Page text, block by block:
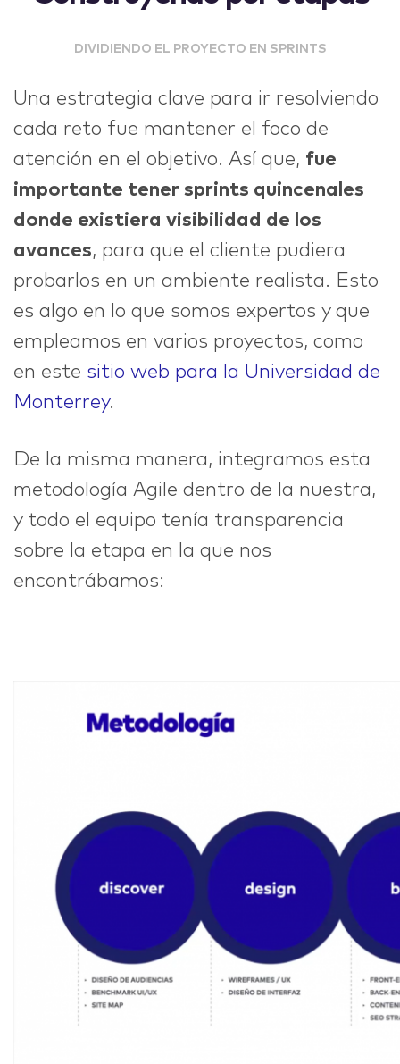
DIVIDIENDO EL PROYECTO EN SPRINTS
Una estrategia clave para ir resolviendo
cada reto fue mantener el foco de
atención en el objetivo. Así que, fue
importante tener sprints quincenales
donde existiera visibilidad de los
avances, para que el cliente pudiera
probarlos en un ambiente realista. Esto
es algo en lo que somos expertos y que
empleamos en varios proyectos, como
en este sitio web para la Universidad de
Monterrey.
De la misma manera, integramos esta
metodología Agile dentro de la nuestra,
y todo el equipo tenía transparencia
sobre la etapa en la que nos
encontrábamos: